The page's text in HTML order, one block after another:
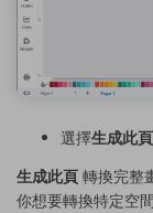
選擇生成此頁
生成此頁 轉換完整
你想要轉換特定空